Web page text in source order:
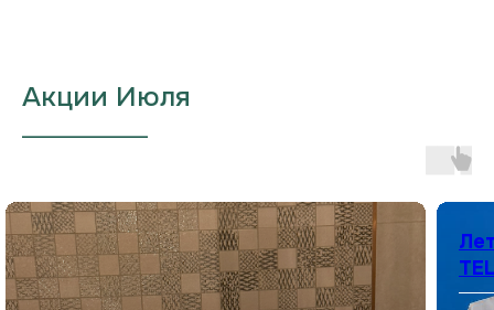
Акции Июля
___________________